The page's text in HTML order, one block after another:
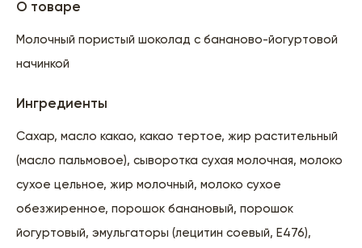
О товаре
Молочный пористый шоколад с бананово-йогуртовой
начинкой
Ингредиенты
Сахар, масло какао, какао тертое, жир растительный
(масло пальмовое), сыворотка сухая молочная, молоко
сухое цельное, жир молочный, молоко сухое
обезжиренное, порошок банановый, порошок
йогуртовый, эмульгаторы (лецитин соевый, Е476),